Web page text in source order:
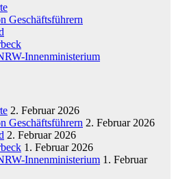
Geschäftsführern
Innenministerium
2. Februar 2026
Geschäftsführern 2. Februar 2026
2. Februar 2026
1. Februar 2026
Innenministerium 1. Februar